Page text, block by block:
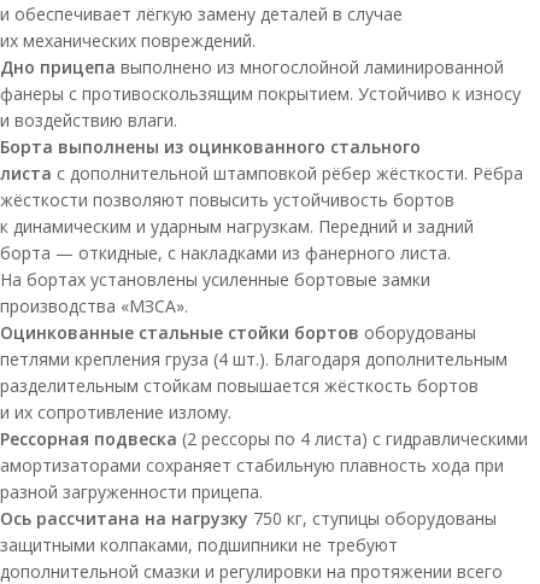
и обеспечивает лёгкую замену деталей в случае
их механических повреждений.
Дно прицепа выполнено из многослойной ламинированной
фанеры с противоскользящим покрытием. Устойчиво к износу
и воздействию влаги.
Борта выполнены из оцинкованного стального
листа с дополнительной штамповкой рёбер жёсткости. Рёбра
жёсткости позволяют повысить устойчивость бортов
к динамическим и ударным нагрузкам. Передний и задний
борта — откидные, с накладками из фанерного листа.
На бортах установлены усиленные бортовые замки
производства «МЗСА».
Оцинкованные стальные стойки бортов оборудованы
петлями крепления груза (4 шт.). Благодаря дополнительным
разделительным стойкам повышается жёсткость бортов
и их сопротивление излому.
Рессорная подвеска (2 рессоры по 4 листа) с гидравлическими
амортизаторами сохраняет стабильную плавность хода при
разной загруженности прицепа.
Ось рассчитана на нагрузку 750 кг, ступицы оборудованы
защитными колпаками, подшипники не требуют
дополнительной смазки и регулировки на протяжении всего